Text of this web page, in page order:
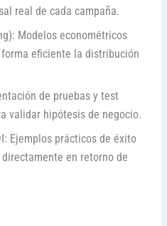
real de cada campaña.
Modelos econométricos
eficiente la distribución
de pruebas y test
validar hipótesis de negocio.
Ejemplos prácticos de éxito
en retorno de